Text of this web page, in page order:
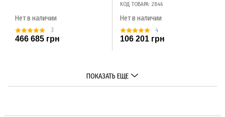
Нет в наличии
3
466 685 грн
КОД ТОВАРА: 2846
Нет в наличии
4
106 201 грн
ПОКАЗАТЬ ЕЩЕ